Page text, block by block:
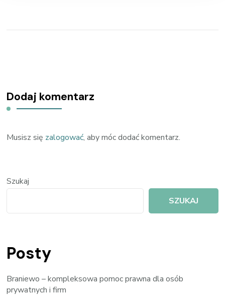
Dodaj komentarz
Musisz się zalogować, aby móc dodać komentarz.
Szukaj
SZUKAJ
Posty
Braniewo – kompleksowa pomoc prawna dla osób
prywatnych i firm